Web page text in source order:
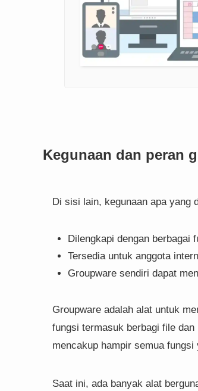
Kegunaan dan peran
Di sisi lain, kegunaan apa yang
Dilengkapi dengan berbagai
Tersedia untuk anggota
Groupware sendiri dapat
Groupware adalah alat untuk
fungsi termasuk berbagi file
mencakup hampir semua
Saat ini, ada banyak alat